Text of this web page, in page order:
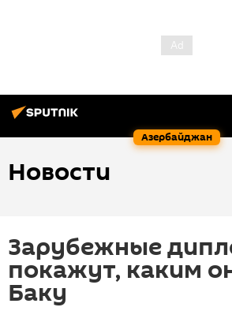
Азербайджан
Новости
Зарубежные
покажут, каким
Баку